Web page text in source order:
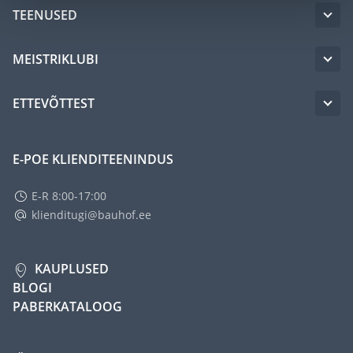
TEENUSED
MEISTRIKLUBI
ETTEVÕTTEST
E-POE KLIENDITEENINDUS
E-R 8:00-17:00
klienditugi@bauhof.ee
KAUPLUSED
BLOGI
PABERKATALOOG